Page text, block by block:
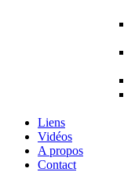
Liens
Vidéos
A propos
Contact